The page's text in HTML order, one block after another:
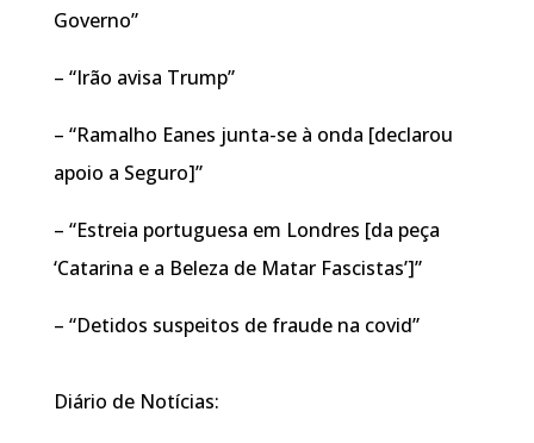
Governo”
– “Irão avisa Trump”
– “Ramalho Eanes junta-se à onda [declarou
apoio a Seguro]”
– “Estreia portuguesa em Londres [da peça
‘Catarina e a Beleza de Matar Fascistas’]”
– “Detidos suspeitos de fraude na covid”
Diário de Notícias: